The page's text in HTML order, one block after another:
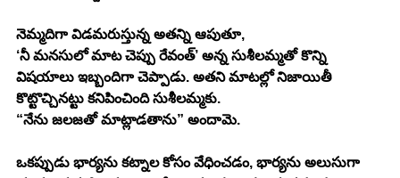
నెమ్మదిగా విడమరుస్తున్న అతన్ని ఆపుతూ,
‘నీ మనసులో మాట చెప్పు రేవంత్’ అన్న సుశీలమ్మతో కొన్ని
విషయాలు ఇబ్బందిగా చెప్పాడు. అతని మాటల్లో నిజాయితీ
కొట్టొచ్చినట్టు కనిపించింది సుశీలమ్మకు.
“నేను జలజతో మాట్లాడతాను” అందామె.
ఒకప్పుడు భార్యను కట్నాల కోసం వేధించడం, భార్యను అలుసుగా